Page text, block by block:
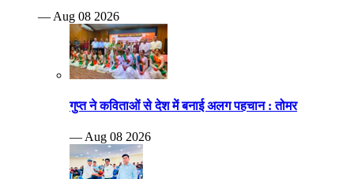
— Aug 08 2026
गुप्त ने कविताओं से देश में बनाई अलग पहचान : तोमर
— Aug 08 2026